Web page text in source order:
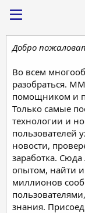
Добро
Во всем
разобраться.
помощником и
Только самые
технологии и
пользователей
новости,
заработка.
опытом, найти
миллионов
знания.